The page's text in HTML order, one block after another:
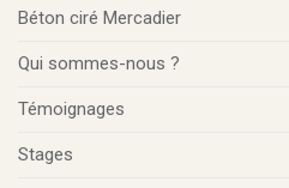
Béton ciré Mercadier
Qui sommes-nous ?
Témoignages
Stages